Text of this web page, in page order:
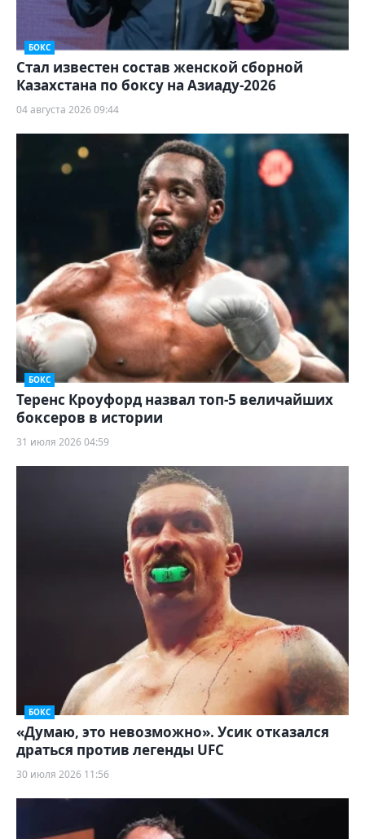
БОКС
Стал известен состав женской сборной
Казахстана по боксу на Азиаду-2026
04 августа 2026 09:44
БОКС
Теренс Кроуфорд назвал топ-5 величайших
боксеров в истории
31 июля 2026 04:59
БОКС
«Думаю, это невозможно». Усик отказался
драться против легенды UFC
30 июля 2026 11:56